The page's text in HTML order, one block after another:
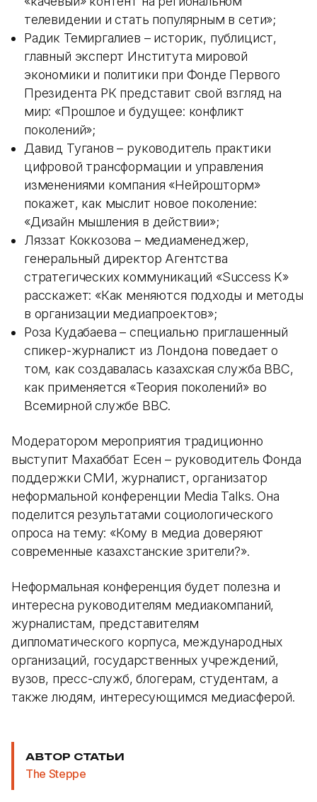
телевидении и стать популярным в сети»;
Радик Темиргалиев – историк, публицист,
главный эксперт Института мировой
экономики и политики при Фонде Первого
Президента РК представит свой взгляд на
мир: «Прошлое и будущее: конфликт
поколений»;
Давид Туганов – руководитель практики
цифровой трансформации и управления
изменениями компания «Нейрошторм»
покажет, как мыслит новое поколение:
«Дизайн мышления в действии»;
Ляззат Коккозова – медиаменеджер,
генеральный директор Агентства
стратегических коммуникаций «Success K»
расскажет: «Как меняются подходы и методы
в организации медиапроектов»;
Роза Кудабаева – специально приглашенный
спикер-журналист из Лондона поведает о
том, как создавалась казахская служба BBC,
как применяется «Теория поколений» во
Всемирной службе BBC.
Модератором мероприятия традиционно
выступит Махаббат Есен – руководитель Фонда
поддержки СМИ, журналист, организатор
неформальной конференции Media Talks. Она
поделится результатами социологического
опроса на тему: «Кому в медиа доверяют
современные казахстанские зрители?».
Неформальная конференция будет полезна и
интересна руководителям медиакомпаний,
журналистам, представителям
дипломатического корпуса, международных
организаций, государственных учреждений,
вузов, пресс-служб, блогерам, студентам, а
также людям, интересующимся медиасферой.
АВТОР СТАТЬИ
The Steppe